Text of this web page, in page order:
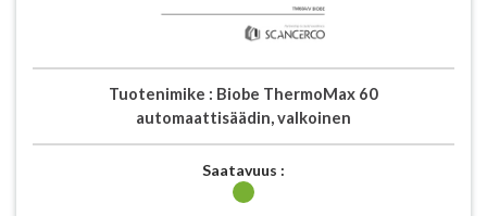
Tuotenimike : Biobe ThermoMax 60
automaattisäädin, valkoinen
Saatavuus :